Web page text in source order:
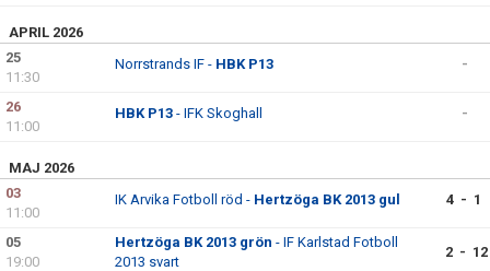
KONTAKT
APRIL 2026
25
11:30
Norrstrands IF - HBK P13 -
26
11:00
HBK P13 - IFK Skoghall -
MAJ 2026
03
11:00
IK Arvika Fotboll röd - Hertzöga BK 2013 gul 4 - 1
05
19:00
Hertzöga BK 2013 grön - IF Karlstad Fotboll
2013 svart
2 - 12